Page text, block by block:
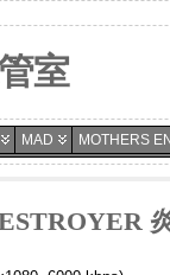
室
MAD MOTHERS